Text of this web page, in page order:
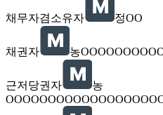
채무자겸소유자 정OO
채권자 농
근저당권자
농